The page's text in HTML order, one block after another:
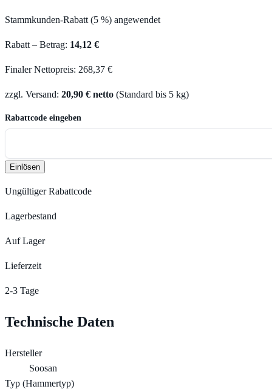
Stammkunden-Rabatt (5 %) angewendet
Rabatt – Betrag: 14,12 €
Finaler Nettopreis: 268,37 €
zzgl. Versand: 20,90 € netto (Standard bis 5 kg)
Rabattcode eingeben
Einlösen
Ungültiger Rabattcode
Lagerbestand
Auf Lager
Lieferzeit
2-3 Tage
Technische Daten
Hersteller
Soosan
Typ (Hammertyp)